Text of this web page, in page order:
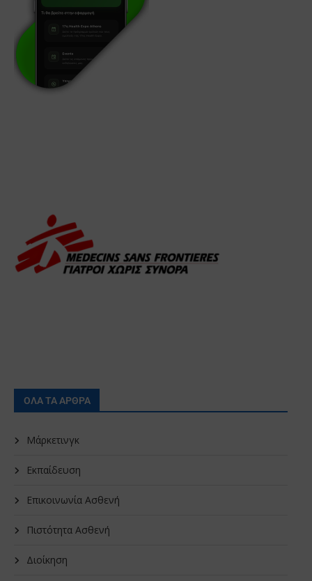
ΟΛΑ ΤΑ ΑΡΘΡΑ
Μάρκετινγκ
Εκπαίδευση
Επικοινωνία Ασθενή
Πιστότητα Ασθενή
Διοίκηση